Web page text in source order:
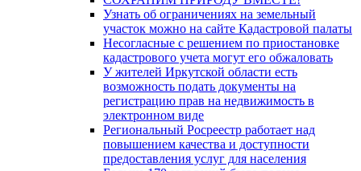
Узнать об ограничениях на земельный
участок можно на сайте Кадастровой палаты
Несогласные с решением по приостановке
кадастрового учета могут его обжаловать
У жителей Иркутской области есть
возможность подать документы на
регистрацию прав на недвижимость в
электронном виде
Региональный Росреестр работает над
повышением качества и доступности
предоставления услуг для населения